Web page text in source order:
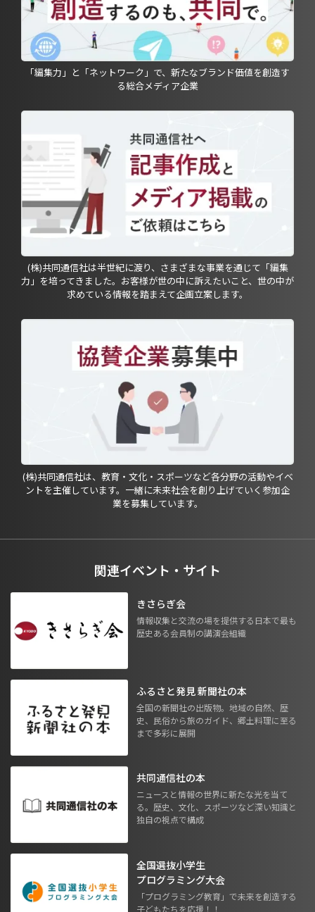
「編集力」と「ネットワーク」で、新たなブランド価値を創造す
る総合メディア企業
(株)共同通信社は半世紀に渡り、さまざまな事業を通じて「編集
力」を培ってきました。お客様が世の中に訴えたいこと、世の中が
求めている情報を踏まえて企画立案します。
(株)共同通信社は、教育・文化・スポーツなど各分野の活動やイベ
ントを主催しています。一緒に未来社会を創り上げていく参加企
業を募集しています。
関連イベント・サイト
きさらぎ会
情報収集と交流の場を提供する日本で最も
歴史ある会員制の講演会組織
ふるさと発見 新聞社の本
全国の新聞社の出版物。地域の自然、歴
史、民俗から旅のガイド、郷土料理に至る
まで多彩に展開
共同通信社の本
ニュースと情報の世界に新たな光を当て
る。歴史、文化、スポーツなど深い知識と
独自の視点で構成
全国選抜小学生
プログラミング大会
「プログラミング教育」で未来を創造する
子どもたちを応援！！